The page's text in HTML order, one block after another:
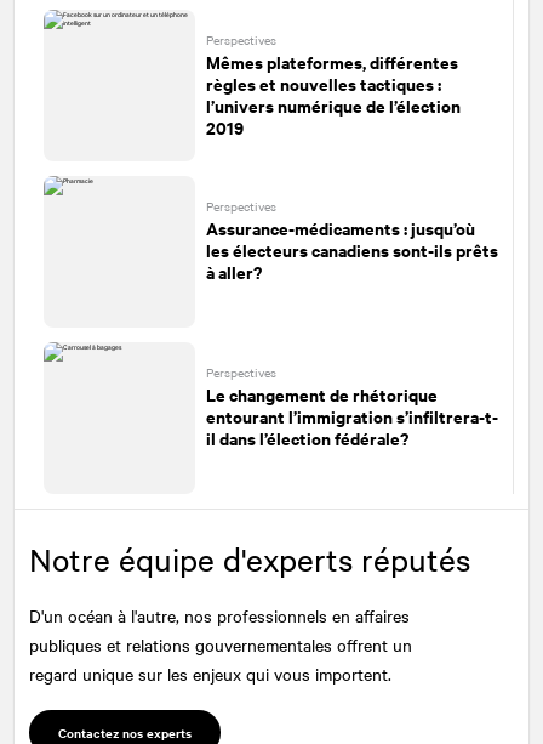
Perspectives
Mêmes plateformes, différentes
règles et nouvelles tactiques :
l’univers numérique de l’élection
2019
Perspectives
Assurance-médicaments : jusqu’où
les électeurs canadiens sont-ils prêts
à aller?
Perspectives
Le changement de rhétorique
entourant l’immigration s’infiltrera-t-
il dans l’élection fédérale?
Notre équipe d'experts réputés
D'un océan à l'autre, nos professionnels en affaires
publiques et relations gouvernementales offrent un
regard unique sur les enjeux qui vous importent.
Contactez nos experts